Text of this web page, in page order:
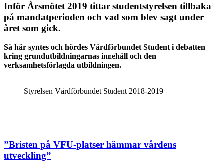
Inför Årsmötet 2019 tittar studentstyrelsen tillbaka
på mandatperioden och vad som blev sagt under
året som gick.
Så här syntes och hördes Vårdförbundet Student i debatten
kring grundutbildningarnas innehåll och den
verksamhetsförlagda utbildningen.
Styrelsen Vårdförbundet Student 2018-2019
”Bristen på VFU-platser hämmar vårdens
utveckling”